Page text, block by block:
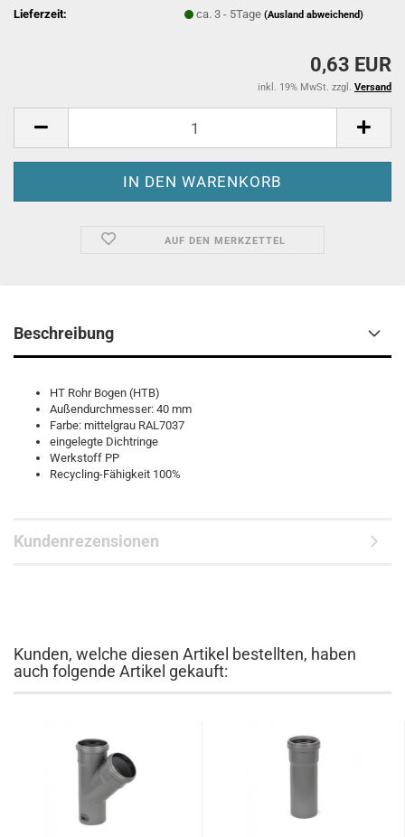
Lieferzeit:
ca. 3 - 5Tage(Ausland abweichend)
0,63 EUR
inkl. 19% MwSt. zzgl. Versand
AUF DEN MERKZETTEL
Beschreibung
HT Rohr Bogen (HTB)
Außendurchmesser: 40 mm
Farbe: mittelgrau RAL7037
eingelegte Dichtringe
Werkstoff PP
Recycling-Fähigkeit 100%
Kundenrezensionen
Kunden, welche diesen Artikel bestellten, haben
auch folgende Artikel gekauft: